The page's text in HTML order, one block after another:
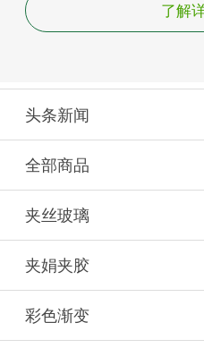
了解
头条新闻
全部商品
夹丝玻璃
夹娟夹胶
彩色渐变